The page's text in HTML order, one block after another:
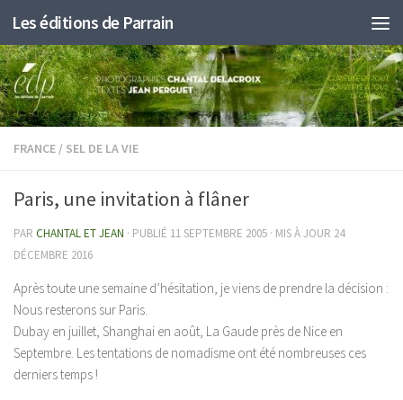
Au dessous du contenu
Les éditions de Parrain
FRANCE / SEL DE LA VIE
Paris, une invitation à flâner
PAR CHANTAL ET JEAN · PUBLIÉ 11 SEPTEMBRE 2005 · MIS À JOUR 24
DÉCEMBRE 2016
Après toute une semaine d’hésitation, je viens de prendre la décision :
Nous resterons sur Paris.
Dubay en juillet, Shanghai en août, La Gaude près de Nice en
Septembre. Les tentations de nomadisme ont été nombreuses ces
derniers temps !